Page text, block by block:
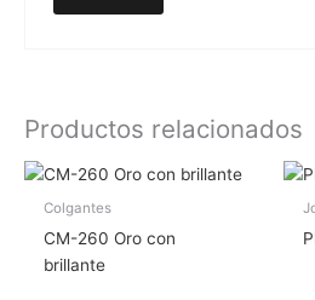
Productos relacionados
Colgantes
CM-260 Oro con
brillante